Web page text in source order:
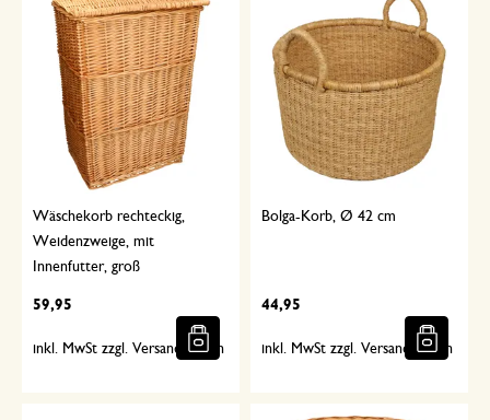
Wäschekorb rechteckig,
Weidenzweige, mit
Innenfutter, groß
59,95
inkl. MwSt zzgl. Versandkosten
Bolga-Korb, Ø 42 cm
44,95
inkl. MwSt zzgl. Versandkosten